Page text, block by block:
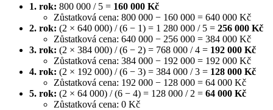
1. rok: 800 000 / 5 = 160 000 Kč
Zůstatková cena: 800 000 − 160 000 = 640 000 Kč
2. rok: (2 × 640 000) / (6 − 1) = 1 280 000 / 5 = 256 000 Kč
Zůstatková cena: 640 000 − 256 000 = 384 000 Kč
3. rok: (2 × 384 000) / (6 − 2) = 768 000 / 4 = 192 000 Kč
Zůstatková cena: 384 000 − 192 000 = 192 000 Kč
4. rok: (2 × 192 000) / (6 − 3) = 384 000 / 3 = 128 000 Kč
Zůstatková cena: 192 000 − 128 000 = 64 000 Kč
5. rok: (2 × 64 000) / (6 − 4) = 128 000 / 2 = 64 000 Kč
Zůstatková cena: 0 Kč